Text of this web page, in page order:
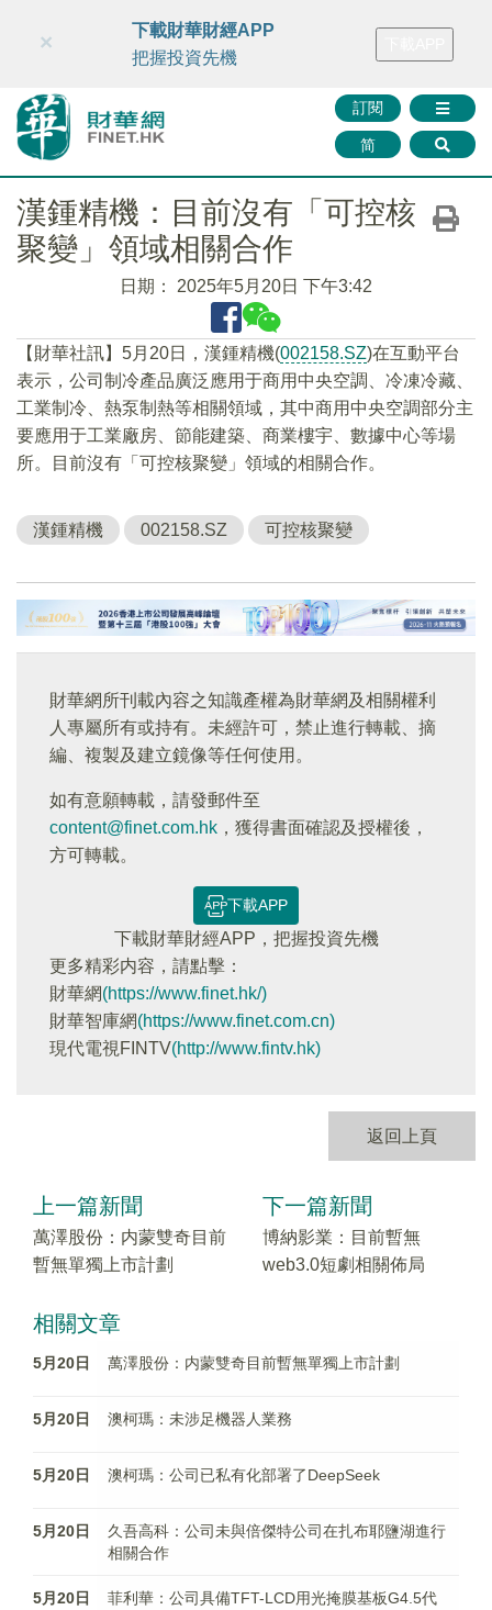
財華智庫網 FINTV FINMETA 財華證券 媒體矩陣
訂閱
简
×
下載財華財經APP
把握投資先機
漢鍾精機：目前沒有「可控核
聚變」領域相關合作
日期： 2025年5月20日 下午3:42
【財華社訊】5月20日，漢鍾精機(002158.SZ)在互動平台
表示，公司制冷產品廣泛應用于商用中央空調、冷凍冷藏、
工業制冷、熱泵制熱等相關領域，其中商用中央空調部分主
要應用于工業廠房、節能建築、商業樓宇、數據中心等場
所。目前沒有「可控核聚變」領域的相關合作。
漢鍾精機 002158.SZ 可控核聚變
財華網所刊載內容之知識產權為財華網及相關權利
人專屬所有或持有。未經許可，禁止進行轉載、摘
編、複製及建立鏡像等任何使用。
如有意願轉載，請發郵件至
content@finet.com.hk ，獲得書面確認及授權後，
方可轉載。
下載APP
下載財華財經APP，把握投資先機
更多精彩内容，請點擊：
財華網(https://www.finet.hk/)
財華智庫網(https://www.finet.com.cn)
現代電視FINTV(http://www.fintv.hk)
返回上頁
上一篇新聞
萬澤股份：内蒙雙奇目前
暫無單獨上市計劃
下一篇新聞
博納影業：目前暫無
web3.0短劇相關佈局
相關文章
5月20日 萬澤股份：内蒙雙奇目前暫無單獨上市計劃
5月20日 澳柯瑪：未涉足機器人業務
5月20日 澳柯瑪：公司已私有化部署了DeepSeek
5月20日
久吾高科：公司未與倍傑特公司在扎布耶鹽湖進行
相關合作
5月20日
菲利華：公司具備TFT-LCD用光掩膜基板G4.5代